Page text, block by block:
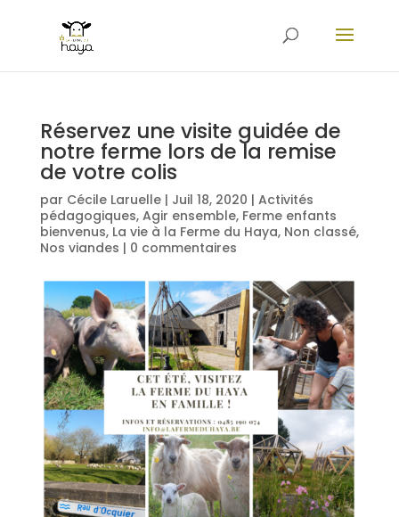
Réservez une visite guidée de
notre ferme lors de la remise
de votre colis
par Cécile Laruelle| Juil 18, 2020 | Activités
pédagogiques, Agir ensemble, Ferme enfants
bienvenus, La vie à la Ferme du Haya, Non classé,
Nos viandes | 0 commentaires